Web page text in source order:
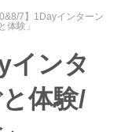
7】1Dayインターン
体験」
インタ
体験/